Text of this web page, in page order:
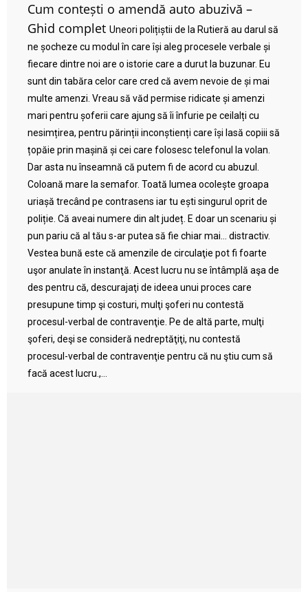
Cum contești o amendă auto abuzivă –
Ghid complet Uneori polițiștii de la Rutieră au darul să
ne șocheze cu modul în care își aleg procesele verbale și
fiecare dintre noi are o istorie care a durut la buzunar. Eu
sunt din tabăra celor care cred că avem nevoie de și mai
multe amenzi. Vreau să văd permise ridicate și amenzi
mari pentru șoferii care ajung să îi înfurie pe ceilalți cu
nesimțirea, pentru părinții inconștienți care își lasă copiii să
țopăie prin mașină și cei care folosesc telefonul la volan.
Dar asta nu înseamnă că putem fi de acord cu abuzul.
Coloană mare la semafor. Toată lumea ocolește groapa
uriașă trecând pe contrasens iar tu ești singurul oprit de
poliție. Că aveai numere din alt județ. E doar un scenariu și
pun pariu că al tău s-ar putea să fie chiar mai… distractiv.
Vestea bună este că amenzile de circulaţie pot fi foarte
uşor anulate în instanţă. Acest lucru nu se întâmplă aşa de
des pentru că, descurajaţi de ideea unui proces care
presupune timp şi costuri, mulţi şoferi nu contestă
procesul-verbal de contravenţie. Pe de altă parte, mulţi
şoferi, deşi se consideră nedreptăţiţi, nu contestă
procesul-verbal de contravenţie pentru că nu ştiu cum să
facă acest lucru.,...